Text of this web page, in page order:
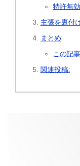
特許無
主張を裏付
まとめ
この記
関連投稿: